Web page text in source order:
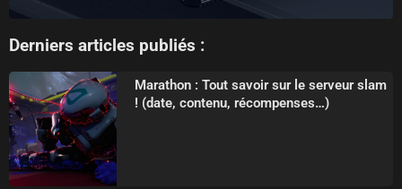
Derniers articles publiés :
Marathon : Tout savoir sur le serveur slam
! (date, contenu, récompenses…)